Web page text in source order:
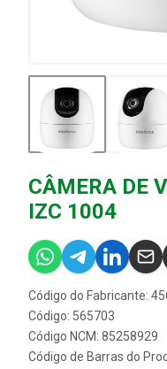
CÂMERA DE
IZC 1004
Código do Fabricante:
Código: 565703
Código NCM: 85258929
Código de Barras do